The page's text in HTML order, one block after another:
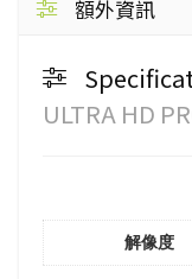
額外資訊
ULTRA HD
解像度